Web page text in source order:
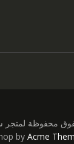
محفوظة لمتجر
by Acme